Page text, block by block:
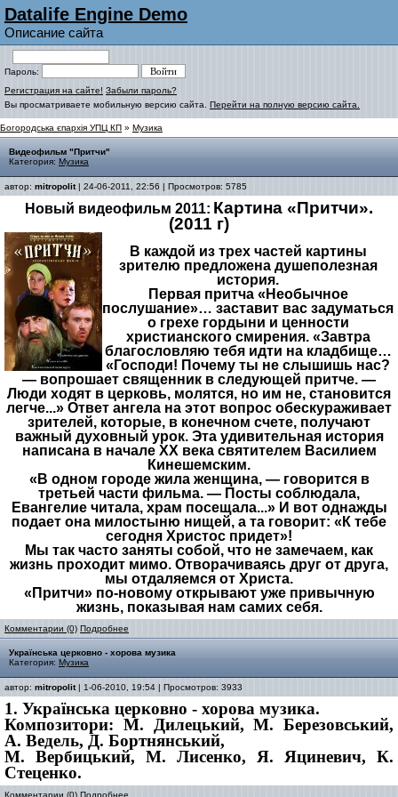
Datalife Engine Demo
Описание сайта
Пароль:
Регистрация на сайте! Забыли пароль?
Вы просматриваете мобильную версию сайта. Перейти на полную версию сайта.
Богородська єпархія УПЦ КП » Музика
Видеофильм "Притчи"
Категория: Музика
автор: mitropolit| 24-06-2011, 22:56 | Просмотров: 5785
Новый видеофильм 2011: Картина «Притчи».
(2011 г)
В каждой из трех частей картины
зрителю предложена душеполезная
история.
Первая притча «Необычное
послушание»… заставит вас задуматься
о грехе гордыни и ценности
христианского смирения. «Завтра
благословляю тебя идти на кладбище…
«Господи! Почему ты не слышишь нас?
— вопрошает священник в следующей притче. —
Люди ходят в церковь, молятся, но им не, становится
легче...» Ответ ангела на этот вопрос обескураживает
зрителей, которые, в конечном счете, получают
важный духовный урок. Эта удивительная история
написана в начале XX века святителем Василием
Кинешемским.
«В одном городе жила женщина, — говорится в
третьей части фильма. — Посты соблюдала,
Евангелие читала, храм посещала...» И вот однажды
подает она милостыню нищей, а та говорит: «К тебе
сегодня Христос придет»!
Мы так часто заняты собой, что не замечаем, как
жизнь проходит мимо. Отворачиваясь друг от друга,
мы отдаляемся от Христа.
«Притчи» по-новому открывают уже привычную
жизнь, показывая нам самих себя.
Комментарии (0) Подробнее
Українська церковно - хорова музика
Категория: Музика
автор: mitropolit| 1-06-2010, 19:54 | Просмотров: 3933
1. Українська церковно - хорова музика.
Композитори: М. Дилецький, М. Березовський,
А. Ведель, Д. Бортнянський,
М. Вербицький, М. Лисенко, Я. Яциневич, К.
Стеценко.
Комментарии (0) Подробнее